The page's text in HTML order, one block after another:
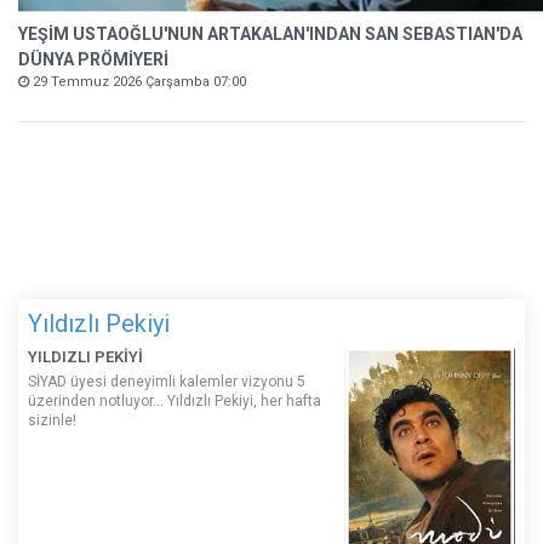
YEŞİM USTAOĞLU'NUN ARTAKALAN'INDAN SAN SEBASTIAN'DA
DÜNYA PRÖMİYERİ
29 Temmuz 2026 Çarşamba 07:00
Yıldızlı Pekiyi
YILDIZLI PEKİYİ
SİYAD üyesi deneyimli kalemler vizyonu 5
üzerinden notluyor... Yıldızlı Pekiyi, her hafta
sizinle!